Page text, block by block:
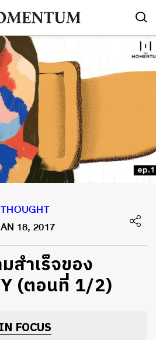
THOUGHT
18, 2017
สำเร็จของ
(ตอนที่ 1/2)
IN FOCUS